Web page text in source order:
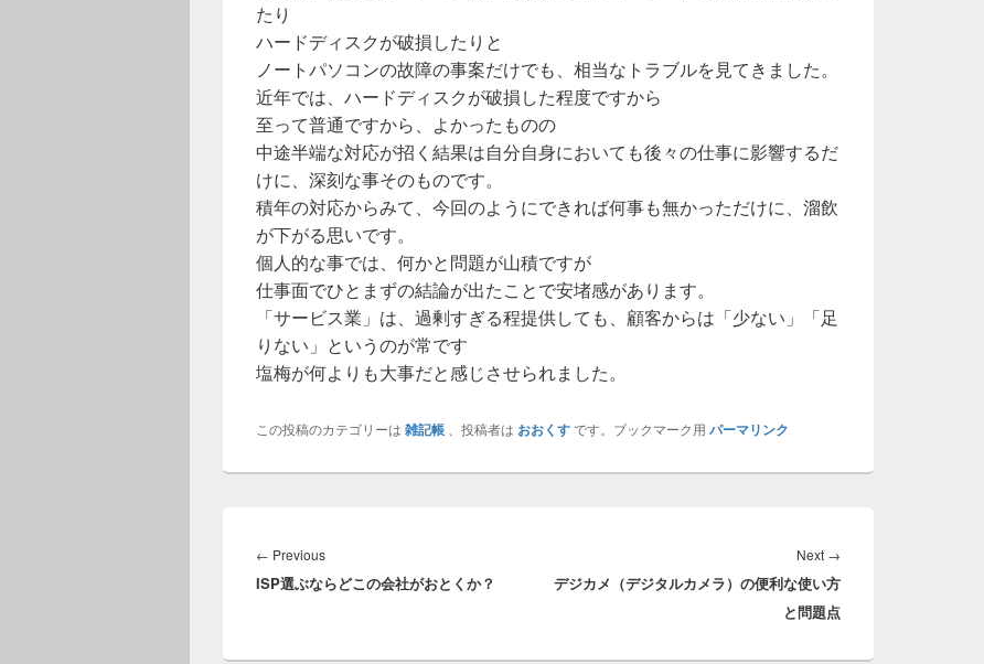
たり
ハードディスクが破損したりと
ノートパソコンの故障の事案だけでも、相当なトラブルを見てきました。
近年では、ハードディスクが破損した程度ですから
至って普通ですから、よかったものの
中途半端な対応が招く結果は自分自身においても後々の仕事に影響するだ
けに、深刻な事そのものです。
積年の対応からみて、今回のようにできれば何事も無かっただけに、溜飲
が下がる思いです。
個人的な事では、何かと問題が山積ですが
仕事面でひとまずの結論が出たことで安堵感があります。
「サービス業」は、過剰すぎる程提供しても、顧客からは「少ない」「足
りない」というのが常です
塩梅が何よりも大事だと感じさせられました。
この投稿のカテゴリーは 雑記帳 、投稿者は おおくすです。ブックマーク用 パーマリンク
稿
ナ
← PreviousPrevious
post:
ISP選ぶならどこの会社がおとくか？
Next →
post:
デジカメ（デジタルカメラ）の便利な使い方
と問題点